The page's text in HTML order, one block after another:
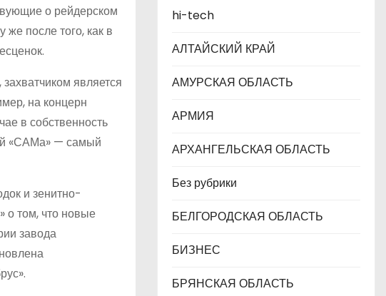
о рейдерском
после того, как в
является
на концерн
в собственность
«САМа» — самый
и зенитно-
о том, что новые
завода
hi-tech
АЛТАЙСКИЙ КРАЙ
АМУРСКАЯ ОБЛАСТЬ
АРМИЯ
АРХАНГЕЛЬСКАЯ ОБЛАСТЬ
Без рубрики
БЕЛГОРОДСКАЯ ОБЛАСТЬ
БИЗНЕС
БРЯНСКАЯ ОБЛАСТЬ